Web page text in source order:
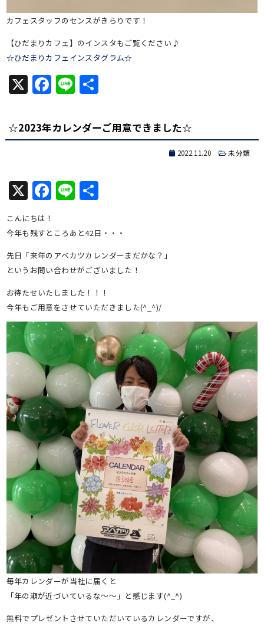
カフェスタッフのセンスがきらりです！
【ひだまりカフェ】のインスタもご覧ください♪
☆ひだまりカフェインスタグラム☆
X Facebook
Line共
☆2023年カレンダーご用意できました☆
2022.11.20 未分類
X Facebook
Line共
こんにちは！
今年も残すところあと42日・・・
先日「来年のアベカツカレンダーまだかな？」
というお問い合わせがございました！
お待たせいたしました！！！
今年もご用意をさせていただきました(^_^)/
毎年カレンダーが当社に届くと
「年の瀬が近づいているな～～」と感じます(^_^)
無料でプレゼントさせていただいているカレンダーですが、